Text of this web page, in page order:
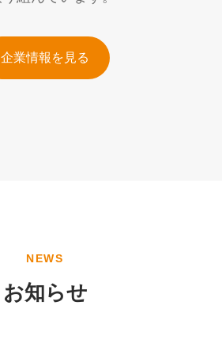
企業情報を見る
NEWS
お知らせ